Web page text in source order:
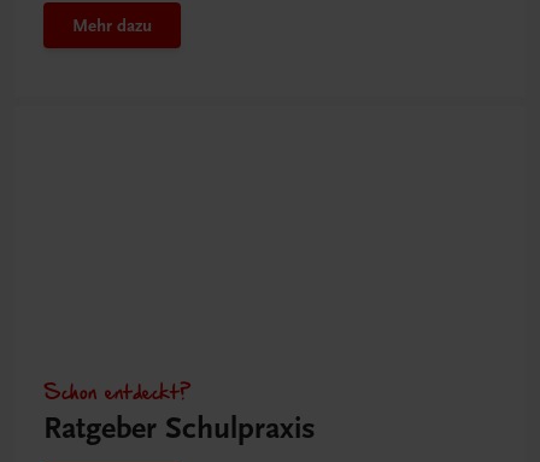
Mehr dazu
Schon entdeckt?
Ratgeber Schulpraxis